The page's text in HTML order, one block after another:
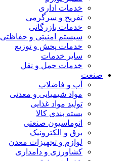
خدمات اداری
تفریح و سرگرمی
خدمات بازرگانی
سیستم امنیتی و حفاظتی
خدمات پخش و توزیع
سایر خدمات
خدمات حمل و نقل
صنعت
آب و فاضلاب
مواد شیمیایی و معدنی
تولید مواد غذایی
بسته بندی کالا
اتوماسیون صنعتی
برق و الکترونیک
لوازم و تجهیزات معدن
کشاورزی و دامداری